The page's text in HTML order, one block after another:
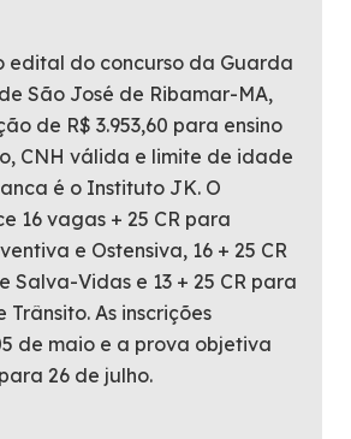
edital do concurso da Guarda
São José de Ribamar-MA,
de R$ 3.953,60 para ensino
CNH válida e limite de idade
é o Instituto JK. O
16 vagas + 25 CR para
e Ostensiva, 16 + 25 CR
Salva-Vidas e 13 + 25 CR para
Trânsito. As inscrições
de maio e a prova objetiva
26 de julho.